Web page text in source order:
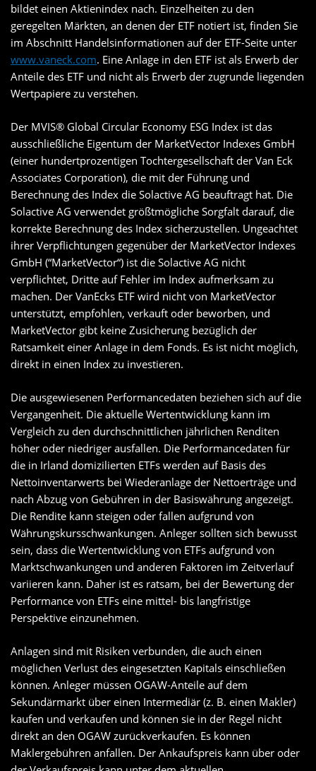
bildet einen Aktienindex nach. Einzelheiten zu den
geregelten Märkten, an denen der ETF notiert ist, finden Sie
im Abschnitt Handelsinformationen auf der ETF-Seite unter
www.vaneck.com. Eine Anlage in den ETF ist als Erwerb der
Anteile des ETF und nicht als Erwerb der zugrunde liegenden
Wertpapiere zu verstehen.
Der MVIS® Global Circular Economy ESG Index ist das
ausschließliche Eigentum der MarketVector Indexes GmbH
(einer hundertprozentigen Tochtergesellschaft der Van Eck
Associates Corporation), die mit der Führung und
Berechnung des Index die Solactive AG beauftragt hat. Die
Solactive AG verwendet größtmögliche Sorgfalt darauf, die
korrekte Berechnung des Index sicherzustellen. Ungeachtet
ihrer Verpflichtungen gegenüber der MarketVector Indexes
GmbH (“MarketVector“) ist die Solactive AG nicht
verpflichtet, Dritte auf Fehler im Index aufmerksam zu
machen. Der VanEcks ETF wird nicht von MarketVector
unterstützt, empfohlen, verkauft oder beworben, und
MarketVector gibt keine Zusicherung bezüglich der
Ratsamkeit einer Anlage in dem Fonds. Es ist nicht möglich,
direkt in einen Index zu investieren.
Die ausgewiesenen Performancedaten beziehen sich auf die
Vergangenheit. Die aktuelle Wertentwicklung kann im
Vergleich zu den durchschnittlichen jährlichen Renditen
höher oder niedriger ausfallen. Die Performancedaten für
die in Irland domizilierten ETFs werden auf Basis des
Nettoinventarwerts bei Wiederanlage der Nettoerträge und
nach Abzug von Gebühren in der Basiswährung angezeigt.
Die Rendite kann steigen oder fallen aufgrund von
Währungskursschwankungen. Anleger sollten sich bewusst
sein, dass die Wertentwicklung von ETFs aufgrund von
Marktschwankungen und anderen Faktoren im Zeitverlauf
variieren kann. Daher ist es ratsam, bei der Bewertung der
Performance von ETFs eine mittel- bis langfristige
Perspektive einzunehmen.
Anlagen sind mit Risiken verbunden, die auch einen
möglichen Verlust des eingesetzten Kapitals einschließen
können. Anleger müssen OGAW-Anteile auf dem
Sekundärmarkt über einen Intermediär (z. B. einen Makler)
kaufen und verkaufen und können sie in der Regel nicht
direkt an den OGAW zurückverkaufen. Es können
Maklergebühren anfallen. Der Ankaufspreis kann über oder